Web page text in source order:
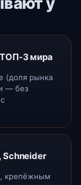
3 мира
(доля рынка
— без
Schneider
крепёжным